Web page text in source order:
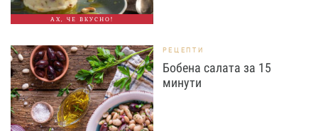
АХ, ЧЕ ВКУСНО!
РЕЦЕПТИ
Бобена салата за 15
минути